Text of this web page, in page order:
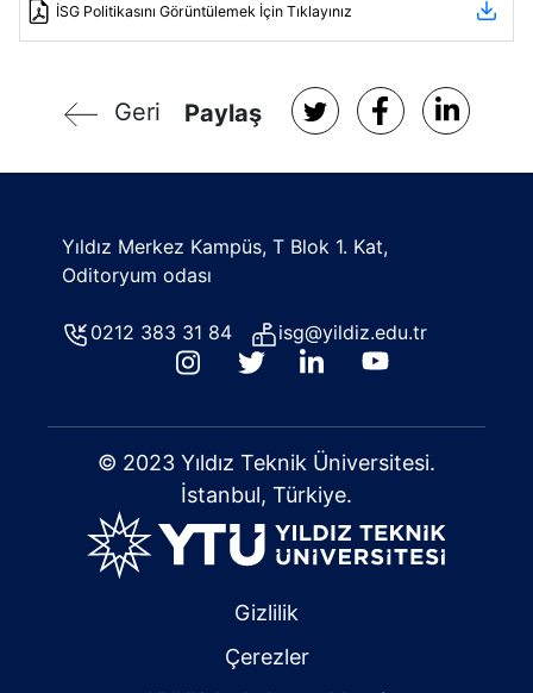
İSG Politikasını Görüntülemek İçin Tıklayınız
Geri Paylaş
Yıldız Merkez Kampüs, T Blok 1. Kat,
Oditoryum odası
0212 383 31 84 isg@yildiz.edu.tr
© 2023 Yıldız Teknik Üniversitesi.
İstanbul, Türkiye.
Gizlilik
Çerezler